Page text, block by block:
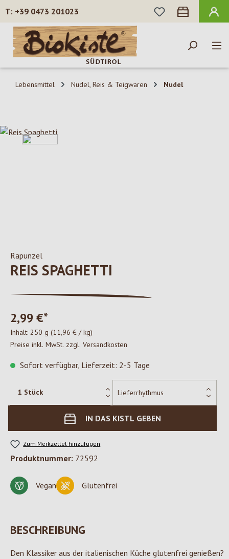
Zum Hauptinhalt springen
+39 0473 201023
DU HAST 0
Lebensmittel Nudel, Reis & Teigwaren Nudel
Bildergalerie überspringen
Rapunzel
REIS SPAGHETTI
2,99 €*
Inhalt: 250 g (11,96 € / kg)
Preise inkl. MwSt. zzgl. Versandkosten
Sofort verfügbar, Lieferzeit: 2-5 Tage
IN DAS KISTL GEBEN
Zum Merkzettel hinzufügen
Produktnummer: 72592
Vegan Glutenfrei
BESCHREIBUNG
Den Klassiker aus der italienischen Küche glutenfrei genießen?